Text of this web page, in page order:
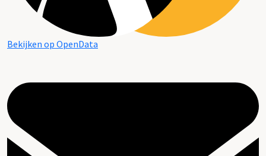
Bekijken op OpenData